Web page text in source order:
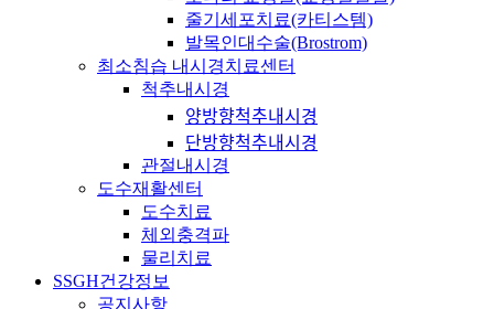
줄기세포치료(카티스템)
발목인대수술(Brostrom)
최소침습 내시경치료센터
척추내시경
양방향척추내시경
단방향척추내시경
관절내시경
도수재활센터
도수치료
체외충격파
물리치료
SSGH건강정보
공지사항